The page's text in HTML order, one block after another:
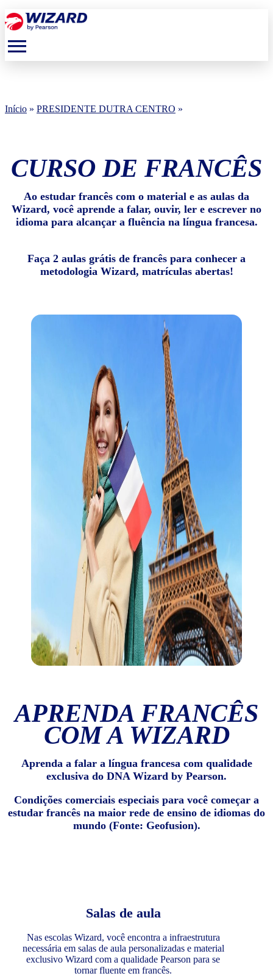
menu
Início » PRESIDENTE DUTRA CENTRO »
CURSO DE FRANCÊS
Ao estudar francês com o material e as aulas da
Wizard, você aprende a falar, ouvir, ler e escrever no
idioma para alcançar a fluência na língua francesa.
Faça 2 aulas grátis de francês para conhecer a
metodologia Wizard, matrículas abertas!
APRENDA FRANCÊS
COM A WIZARD
Aprenda a falar a língua francesa com qualidade
exclusiva do DNA Wizard by Pearson.
Condições comerciais especiais para você começar a
estudar francês na maior rede de ensino de idiomas do
mundo (Fonte: Geofusion).
Salas de aula
Nas escolas Wizard, você encontra a infraestrutura
necessária em salas de aula personalizadas e material
exclusivo Wizard com a qualidade Pearson para se
tornar fluente em francês.